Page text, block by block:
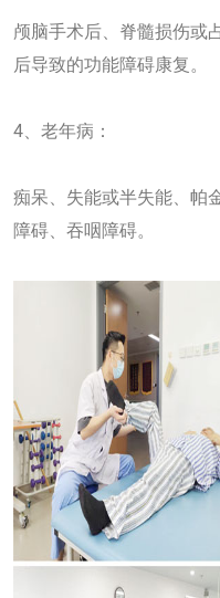
颅脑手术后、脊髓损伤或
后导致的功能障碍康复。
4、老年病：
痴呆、失能或半失能、帕
障碍、吞咽障碍。